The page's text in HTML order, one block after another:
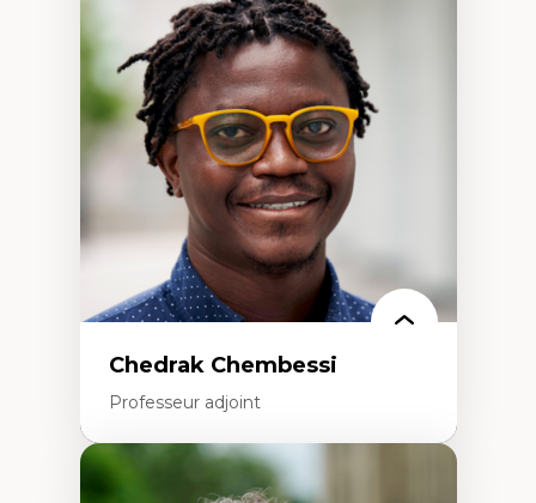
Trajectoires migratoires
Migrations forcées
Études des frontières; Enjeux géopolitiques
des migrations
Politiques migratoires
Réfugiés
Demandeurs d’asile
Migrations irrégulières
Migrations temporaires
Migration et changement climatique
Migration et développement
Chedrak Chembessi
Professeur adjoint